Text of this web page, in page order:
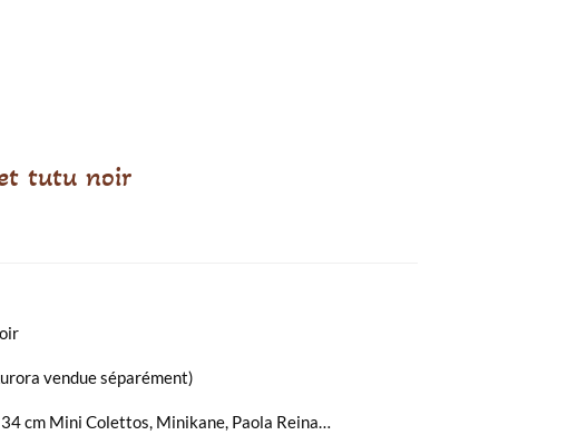
tutu noir
vendue séparément)
cm Mini Colettos, Minikane, Paola Reina…